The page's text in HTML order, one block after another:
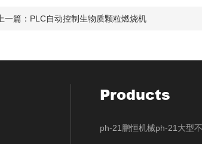
上一篇： PLC自动控制生物质颗粒燃烧机
Products
ph-21鹏恒机械ph-21大型